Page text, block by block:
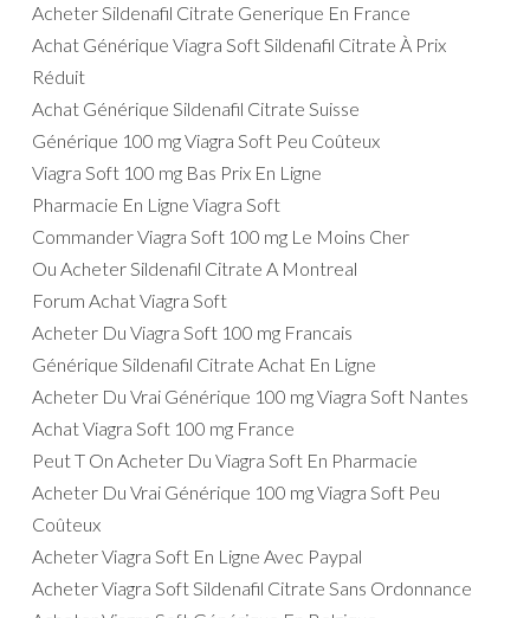
Acheter Sildenafil Citrate Generique En France
Achat Générique Viagra Soft Sildenafil Citrate À Prix
Réduit
Achat Générique Sildenafil Citrate Suisse
Générique 100 mg Viagra Soft Peu Coûteux
Viagra Soft 100 mg Bas Prix En Ligne
Pharmacie En Ligne Viagra Soft
Commander Viagra Soft 100 mg Le Moins Cher
Ou Acheter Sildenafil Citrate A Montreal
Forum Achat Viagra Soft
Acheter Du Viagra Soft 100 mg Francais
Générique Sildenafil Citrate Achat En Ligne
Acheter Du Vrai Générique 100 mg Viagra Soft Nantes
Achat Viagra Soft 100 mg France
Peut T On Acheter Du Viagra Soft En Pharmacie
Acheter Du Vrai Générique 100 mg Viagra Soft Peu
Coûteux
Acheter Viagra Soft En Ligne Avec Paypal
Acheter Viagra Soft Sildenafil Citrate Sans Ordonnance